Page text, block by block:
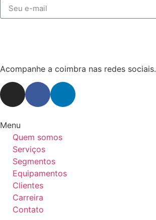
Acompanhe a coimbra nas redes sociais.
Menu
Quem somos
Serviços
Segmentos
Equipamentos
Clientes
Carreira
Contato